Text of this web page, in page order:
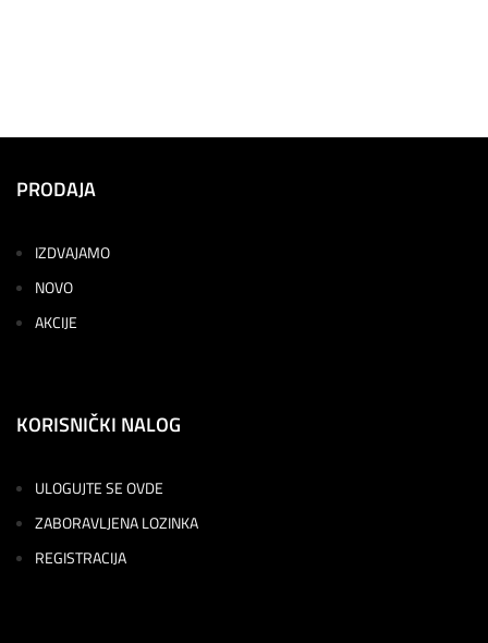
PRODAJA
IZDVAJAMO
NOVO
AKCIJE
KORISNIČKI NALOG
ULOGUJTE SE OVDE
ZABORAVLJENA LOZINKA
REGISTRACIJA